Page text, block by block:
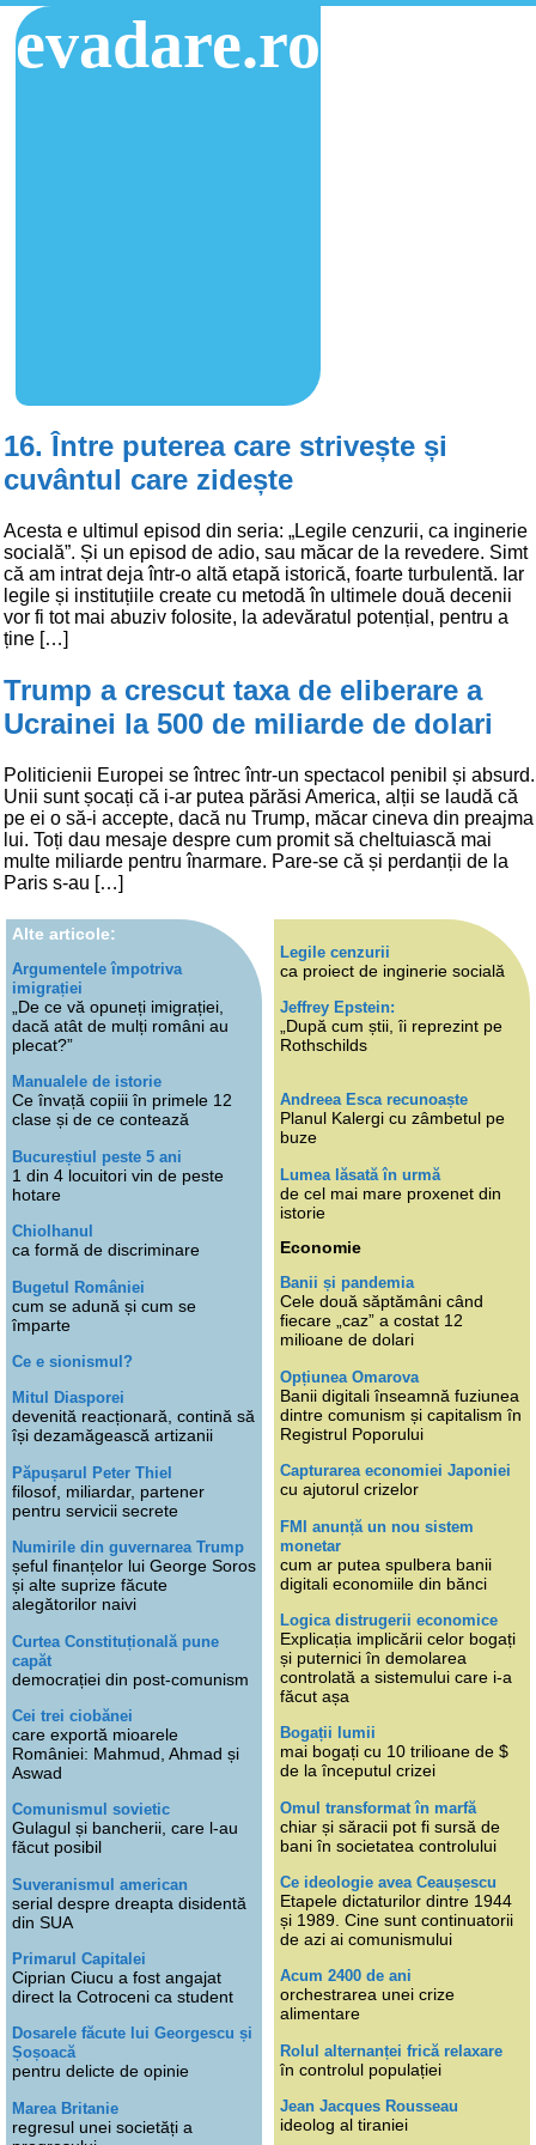
evadare.ro
16. Între puterea care strivește și
cuvântul care zidește
Acesta e ultimul episod din seria: „Legile cenzurii, ca inginerie
socială”. Și un episod de adio, sau măcar de la revedere. Simt
că am intrat deja într-o altă etapă istorică, foarte turbulentă. Iar
legile și instituțiile create cu metodă în ultimele două decenii
vor fi tot mai abuziv folosite, la adevăratul potențial, pentru a
ține […]
Trump a crescut taxa de eliberare a
Ucrainei la 500 de miliarde de dolari
Politicienii Europei se întrec într-un spectacol penibil și absurd.
Unii sunt șocați că i-ar putea părăsi America, alții se laudă că
pe ei o să-i accepte, dacă nu Trump, măcar cineva din preajma
lui. Toți dau mesaje despre cum promit să cheltuiască mai
multe miliarde pentru înarmare. Pare-se că și perdanții de la
Paris s-au […]
Alte articole:
Argumentele împotriva
imigrației
„De ce vă opuneți imigrației,
dacă atât de mulți români au
plecat?”
Manualele de istorie
Ce învață copiii în primele 12
clase și de ce contează
Bucureștiul peste 5 ani
1 din 4 locuitori vin de peste
hotare
Chiolhanul
ca formă de discriminare
Bugetul României
cum se adună și cum se
împarte
Ce e sionismul?
Mitul Diasporei
devenită reacționară, contină să
își dezamăgească artizanii
Păpușarul Peter Thiel
filosof, miliardar, partener
pentru servicii secrete
Numirile din guvernarea Trump
șeful finanțelor lui George Soros
și alte suprize făcute
alegătorilor naivi
Curtea Constituțională pune
capăt
democrației din post-comunism
Cei trei ciobănei
care exportă mioarele
României: Mahmud, Ahmad și
Aswad
Comunismul sovietic
Gulagul și bancherii, care l-au
făcut posibil
Suveranismul american
serial despre dreapta disidentă
din SUA
Primarul Capitalei
Ciprian Ciucu a fost angajat
direct la Cotroceni ca student
Dosarele făcute lui Georgescu și
Șoșoacă
pentru delicte de opinie
Marea Britanie
regresul unei societăți a
Legile cenzurii
ca proiect de inginerie socială
Jeffrey Epstein:
„După cum știi, îi reprezint pe
Rothschilds
Andreea Esca recunoaște
Planul Kalergi cu zâmbetul pe
buze
Lumea lăsată în urmă
de cel mai mare proxenet din
istorie
Economie
Banii și pandemia
Cele două săptămâni când
fiecare „caz” a costat 12
milioane de dolari
Opțiunea Omarova
Banii digitali înseamnă fuziunea
dintre comunism și capitalism în
Registrul Poporului
Capturarea economiei Japoniei
cu ajutorul crizelor
FMI anunță un nou sistem
monetar
cum ar putea spulbera banii
digitali economiile din bănci
Logica distrugerii economice
Explicația implicării celor bogați
și puternici în demolarea
controlată a sistemului care i-a
făcut așa
Bogații lumii
mai bogați cu 10 trilioane de $
de la începutul crizei
Omul transformat în marfă
chiar și săracii pot fi sursă de
bani în societatea controlului
Ce ideologie avea Ceaușescu
Etapele dictaturilor dintre 1944
și 1989. Cine sunt continuatorii
de azi ai comunismului
Acum 2400 de ani
orchestrarea unei crize
alimentare
Rolul alternanței frică relaxare
în controlul populației
Jean Jacques Rousseau
ideolog al tiraniei